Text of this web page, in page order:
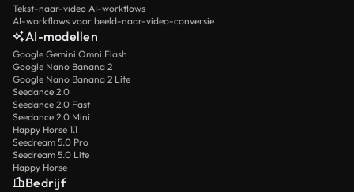
Tekst-naar-video AI-workflows
AI-workflows voor beeld-naar-video-conversie
AI-modellen
Google Gemini Omni Flash
Google Nano Banana 2
Google Nano Banana 2 Lite
Seedance 2.0
Seedance 2.0 Fast
Seedance 2.0 Mini
Happy Horse 1.1
Seedream 5.0 Pro
Seedream 5.0 Lite
Happy Horse
Bedrijf